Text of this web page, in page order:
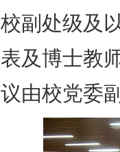
校副处级及
表及博士教
议由校党委